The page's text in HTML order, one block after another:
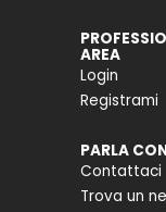
AREA
Login
Registrami
PARLA
Contattaci
Trova un